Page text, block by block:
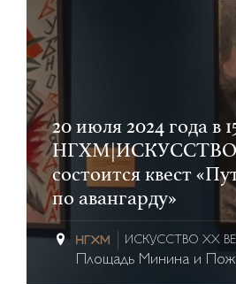
20 июля 2024 года в
состоится квест
по авангарду»
ИСКУССТВО XX
Площадь Минина и